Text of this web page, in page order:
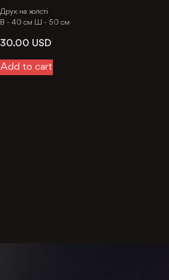
Друк на холсті
В - 40 см Ш - 50 см
30.00 USD
Add to cart